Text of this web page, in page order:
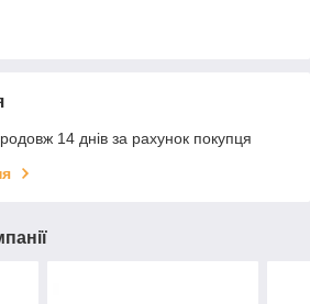
14 днів за рахунок покупця